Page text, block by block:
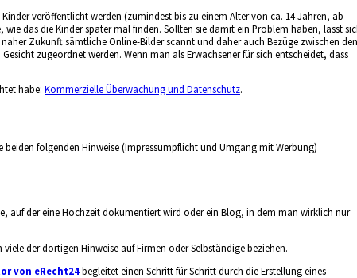
veröffentlicht werden (zumindest bis zu einem Alter von ca. 14 Jahren, ab
das die Kinder später mal finden. Sollten sie damit ein Problem haben, lässt
Zukunft sämtliche Online-Bilder scannt und daher auch Bezüge zwischen den
zugeordnet werden. Wenn man als Erwachsener für sich entscheidet, dass
habe: Kommerzielle Überwachung und Datenschutz.
folgenden Hinweise (Impressumpflicht und Umgang mit Werbung)
auf der eine Hochzeit dokumentiert wird oder ein Blog, in dem man wirklich nur
der dortigen Hinweise auf Firmen oder Selbständige beziehen.
von eRecht24begleitet einen Schritt für Schritt durch die Erstellung eines